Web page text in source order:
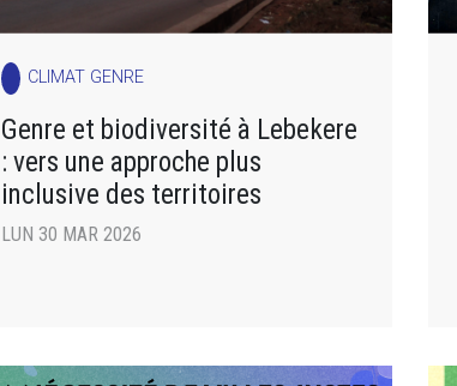
CLIMAT GENRE
Genre et biodiversité à Lebekere
: vers une approche plus
inclusive des territoires
LUN 30 MAR 2026